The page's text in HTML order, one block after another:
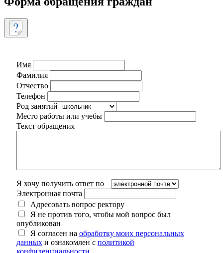
Имя
Фамилия
Отчество
Телефон
Род занятий
Место работы или учебы
Текст обращения
Я хочу получить ответ по
Электронная почта
Адресовать вопрос ректору
Я не против того, чтобы мой вопрос был
опубликован
Я согласен на обработку моих персональных
данных и ознакомлен с политикой